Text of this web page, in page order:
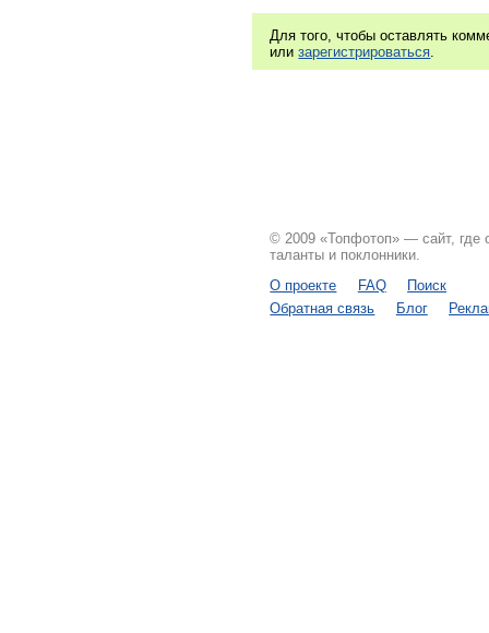
Для того, чтобы оставлять
илизарегистрироваться
© 2009 «Топфотоп» — сайт, где
таланты и поклонники.
О проекте
FAQ
Поиск
Обратная связь
Блог